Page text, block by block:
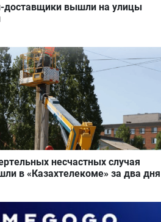
доставщики вышли на улицы
несчастных случая
в «Казахтелекоме» за два дня